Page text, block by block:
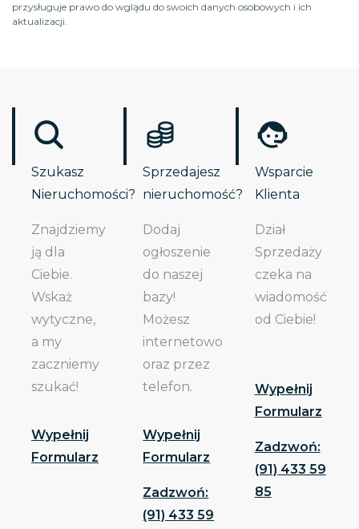
przysługuje prawo do wglądu do swoich danych osobowych i ich
aktualizacji.
Szukasz
Nieruchomości?
Znajdziemy
ją dla
Ciebie.
Wskaż
wytyczne,
a my
zaczniemy
szukać!
Wypełnij
Formularz
Sprzedajesz
nieruchomość?
Dodaj
ogłoszenie
do naszej
bazy!
Możesz
internetowo
oraz przez
telefon.
Wypełnij
Formularz
Zadzwoń:
(91) 433 59
Wsparcie
Klienta
Dział
Sprzedaży
czeka na
wiadomość
od Ciebie!
Wypełnij
Formularz
Zadzwoń:
(91) 433 59
85